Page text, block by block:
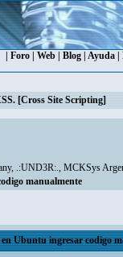
Foro| Web| Blog| Ayuda|
[Cross Site Scripting]
, .:UND3R:., MCKSys
manualmente
Ubuntu ingresar codigo